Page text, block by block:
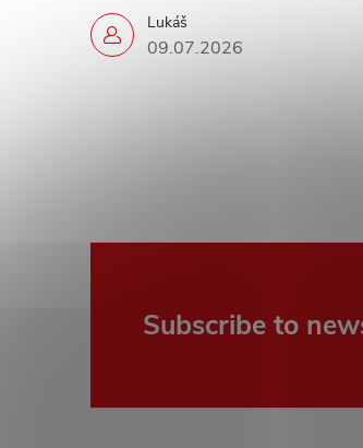
Lukáš
09.07.2026
Subscribe to